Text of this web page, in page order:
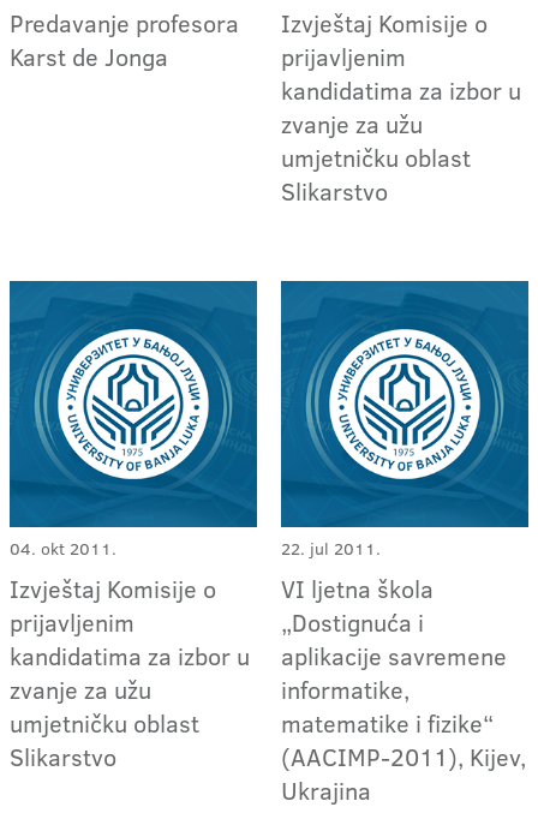
Predavanje profesora
Karst de Jonga
Izvještaj Komisije o
prijavljenim
kandidatima za izbor u
zvanje za užu
umjetničku oblast
Slikarstvo
04. okt 2011.
Izvještaj Komisije o
prijavljenim
kandidatima za izbor u
zvanje za užu
umjetničku oblast
Slikarstvo
22. jul 2011.
VI ljetna škola
„Dostignuća i
aplikacije savremene
informatike,
matematike i fizike“
(AACIMP-2011), Kijev,
Ukrajina